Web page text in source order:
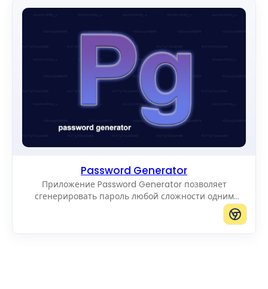
Password Generator
Приложение Password Generator позволяет
сгенерировать пароль любой сложности одним